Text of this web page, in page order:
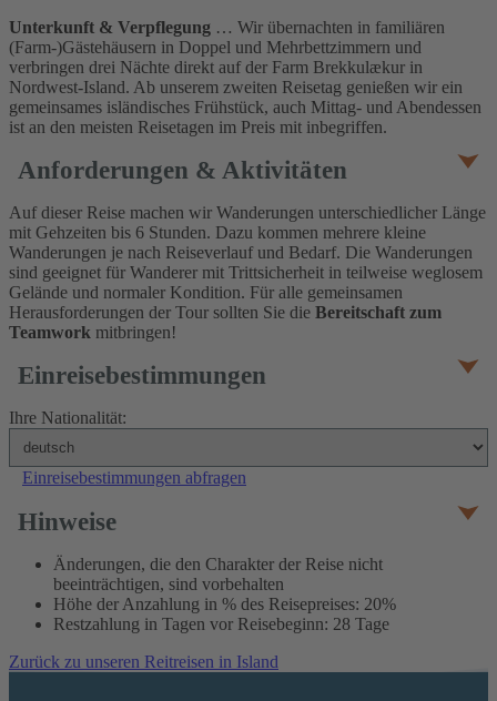
Unterkunft & Verpflegung … Wir übernachten in familiären
(Farm-)Gästehäusern in Doppel und Mehrbettzimmern und
verbringen drei Nächte direkt auf der Farm Brekkulækur in
Nordwest-Island. Ab unserem zweiten Reisetag genießen wir ein
gemeinsames isländisches Frühstück, auch Mittag- und Abendessen
ist an den meisten Reisetagen im Preis mit inbegriffen.
Anforderungen & Aktivitäten
Auf dieser Reise machen wir Wanderungen unterschiedlicher Länge
mit Gehzeiten bis 6 Stunden. Dazu kommen mehrere kleine
Wanderungen je nach Reiseverlauf und Bedarf. Die Wanderungen
sind geeignet für Wanderer mit Trittsicherheit in teilweise weglosem
Gelände und normaler Kondition. Für alle gemeinsamen
Herausforderungen der Tour sollten Sie die Bereitschaft zum
Teamwork mitbringen!
Einreisebestimmungen
Ihre Nationalität:
Einreisebestimmungen abfragen
Hinweise
Änderungen, die den Charakter der Reise nicht
beeinträchtigen, sind vorbehalten
Höhe der Anzahlung in % des Reisepreises: 20%
Restzahlung in Tagen vor Reisebeginn: 28 Tage
Zurück zu unseren Reitreisen in Island